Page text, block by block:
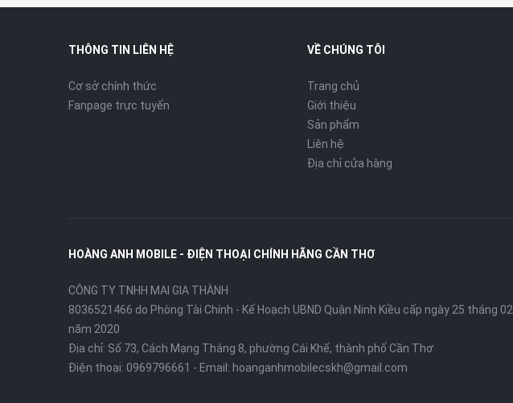
THÔNG TIN LIÊN HỆ
Cơ sở chính thức
Fanpage trực tuyến
VỀ CHÚNG TÔI
Trang chủ
Giới thiệu
Sản phẩm
Liên hệ
Địa chỉ cửa hàng
HOÀNG ANH MOBILE - ĐIỆN THOẠI CHÍNH HÃNG CẦN THƠ
CÔNG TY TNHH MAI GIA THÀNH
8036521466 do Phòng Tài Chính - Kế Hoạch UBND Quận Ninh Kiều cấp ngày 25 tháng 02
năm 2020
Địa chỉ: Số 73, Cách Mạng Tháng 8, phường Cái Khế, thành phố Cần Thơ
Điện thoại: 0969796661 - Email: hoanganhmobilecskh@gmail.com